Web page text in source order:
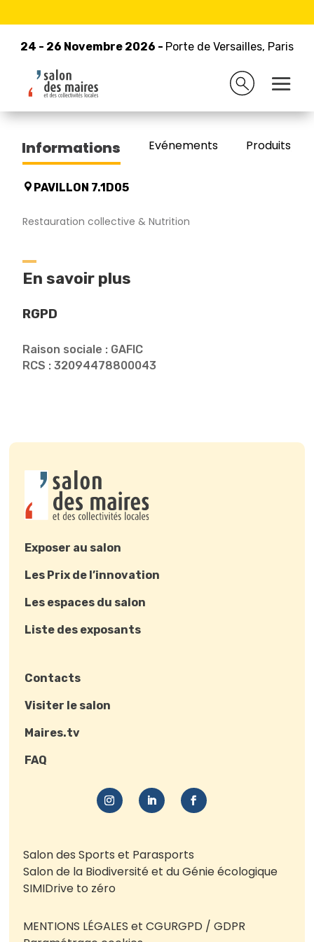
24 - 26 Novembre 2026 - Porte de Versailles, Paris
24 - 26 Novembre 2026 - Porte de Versailles, Paris
Retour à la liste des exposants
GAFIC
Informations Evénements Produits/
PAVILLON 7.1D05
Restauration collective & Nutrition
En savoir plus
RGPD
Raison sociale : GAFIC
RCS : 32094478800043
Exposer au salon
Les Prix de l’innovation
Les espaces du salon
Liste des exposants
Contacts
Visiter le salon
Maires.tv
FAQ
Salon des Sports et Parasports
Salon de la Biodiversité et du Génie écologique
SIMIDrive to zéro
MENTIONS LÉGALES et CGURGPD / GDPR